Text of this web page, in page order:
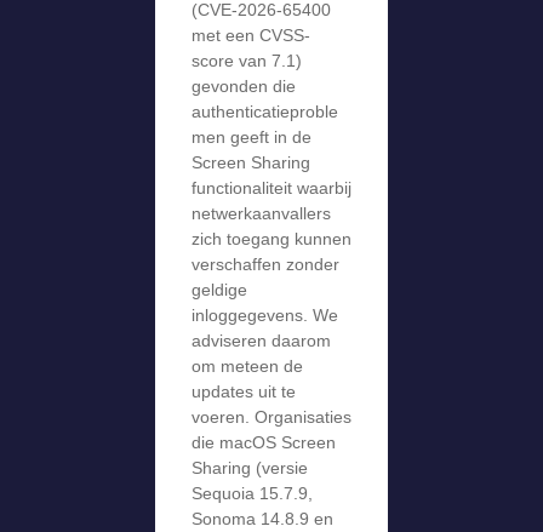
(CVE-2026-65400
met een CVSS-
score van 7.1)
gevonden die
authenticatieproble
men geeft in de
Screen Sharing
functionaliteit waarbij
netwerkaanvallers
zich toegang kunnen
verschaffen zonder
geldige
inloggegevens. We
adviseren daarom
om meteen de
updates uit te
voeren. Organisaties
die macOS Screen
Sharing (versie
Sequoia 15.7.9,
Sonoma 14.8.9 en